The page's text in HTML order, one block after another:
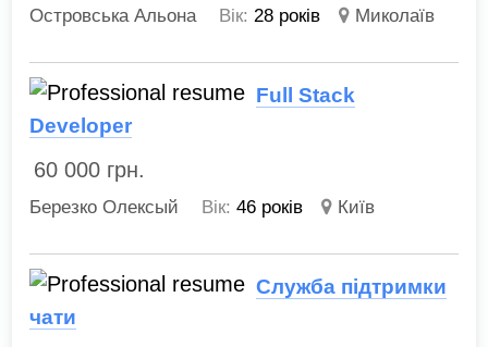
Островська Альона Вік: 28 років Миколаїв
Full Stack
Developer
60 000 грн.
Березко Олексый Вік: 46 років Київ
Служба підтримки
чати